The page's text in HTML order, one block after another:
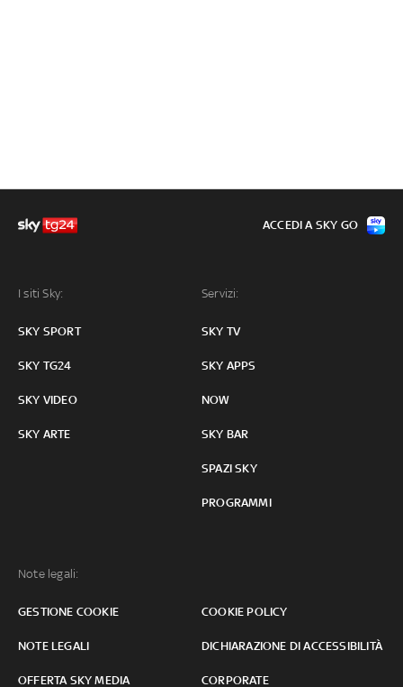
I siti Sky:
SKY SPORT
SKY TG24
SKY VIDEO
SKY ARTE
Servizi:
SKY TV
SKY APPS
NOW
SKY BAR
SPAZI SKY
PROGRAMMI
Note legali:
GESTIONE COOKIE COOKIE POLICY
NOTE LEGALI DICHIARAZIONE DI ACCESSIBILITÀ
OFFERTA SKY MEDIA CORPORATE
ACCEDI A SKY GO